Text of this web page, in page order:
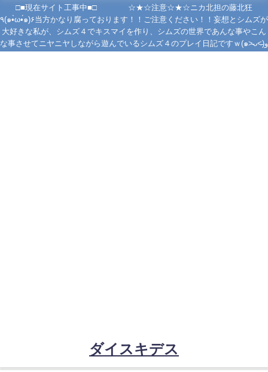
□■現在サイト工事中■□ ☆★☆注意☆★☆ニカ北担の藤北狂
٩(๑•̀ω•́๑)۶当方かなり腐っております！！ご注意ください！！妄想とシムズが
大好きな私が、シムズ４でキスマイを作り、シムズの世界であんな事やこん
な事させてニヤニヤしながら遊んでいるシムズ４のプレイ日記ですｗ(๑˃̵ᴗ˂̵)و
ダイスキデス